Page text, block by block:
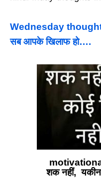
Wednesday
सब आपके खिलाफ हो….
शक नहीं, यकीन